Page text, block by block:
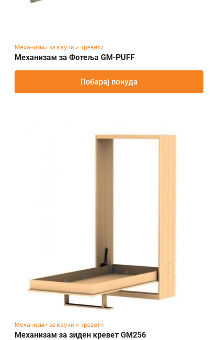
Механизми за каучи и кревети
Механизам за Фотеља GM-PUFF
Побарај понуда
Механизми за каучи и кревети
Механизам за зиден кревет GM256